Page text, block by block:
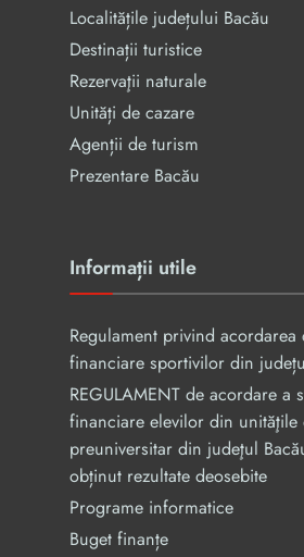
Localitățile județului Bacău
Destinații turistice
Rezervaţii naturale
Unități de cazare
Agenții de turism
Prezentare Bacău
Informații utile
Regulament privind acordarea
financiare sportivilor din
REGULAMENT de acordare a
financiare elevilor din unităţile
preuniversitar din judeţul
obținut rezultate deosebite
Programe informatice
Buget finanțe